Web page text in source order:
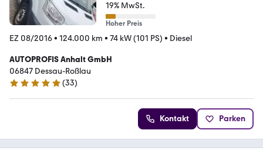
19% MwSt.
Hoher Preis
EZ 08/2016• 124.000 km • 74 kW (101 PS) • Diesel
AUTOPROFIS Anhalt GmbH
06847 Dessau-Roßlau
5 Sterne
(33)
Kontakt Parken